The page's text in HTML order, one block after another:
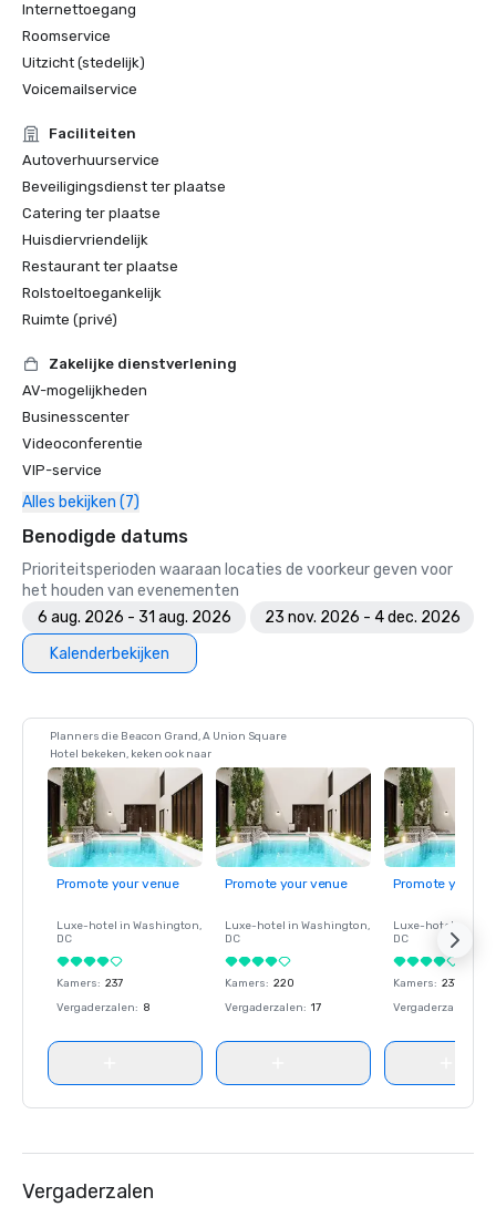
Internettoegang
Roomservice
Uitzicht (stedelijk)
Voicemailservice
Faciliteiten
Autoverhuurservice
Beveiligingsdienst ter plaatse
Catering ter plaatse
Huisdiervriendelijk
Restaurant ter plaatse
Rolstoeltoegankelijk
Ruimte (privé)
Zakelijke dienstverlening
AV-mogelijkheden
Businesscenter
Videoconferentie
VIP-service
Alles bekijken (7)
Benodigde datums
Prioriteitsperioden waaraan locaties de voorkeur geven voor
het houden van evenementen
6 aug. 2026 - 31 aug. 2026
23 nov. 2026 - 4 dec. 2026
Kalenderbekijken
Planners die Beacon Grand, A Union Square
Hotel bekeken, keken ook naar
Promote your venue
Luxe-hotel in Washington,
DC
Kamers: 237
Vergaderzalen: 8
Promote your venue
Luxe-hotel in Washington,
DC
Kamers: 220
Vergaderzalen: 17
Promote your
Luxe-hotel in
DC
Kamers: 237
Vergaderzalen
Vergaderzalen